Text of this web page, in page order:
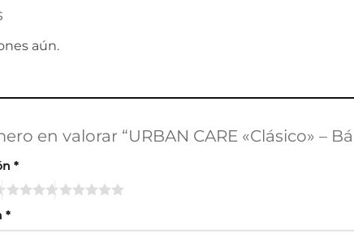
aún.
en valorar “URBAN CARE «Clásico» –
*
*